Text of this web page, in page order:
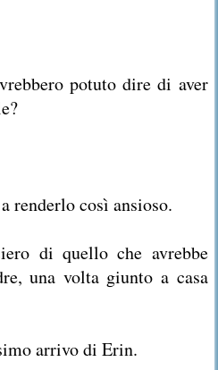
potuto dire di aver
renderlo così ansioso.
di quello che avrebbe
una volta giunto a casa
arrivo di Erin.